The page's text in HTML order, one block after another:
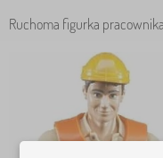
Ruchoma figurka